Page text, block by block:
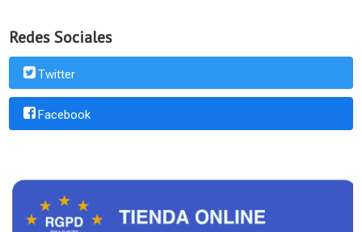
Redes Sociales
Twitter
Facebook